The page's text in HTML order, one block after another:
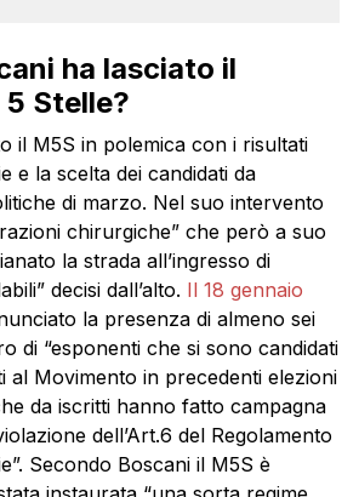
ha lasciato il
Stelle?
il M5S in polemica con i risultati
e la scelta dei candidati da
di marzo. Nel suo intervento
chirurgiche” che però a suo
la strada all’ingresso di
decisi dall’alto. Il 18 gennaio
la presenza di almeno sei
di “esponenti che si sono candidati
al Movimento in precedenti elezioni
da iscritti hanno fatto campagna
dell’Art.6 del Regolamento
Secondo Boscani il M5S è